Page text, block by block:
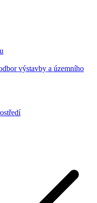
výstavby a územního